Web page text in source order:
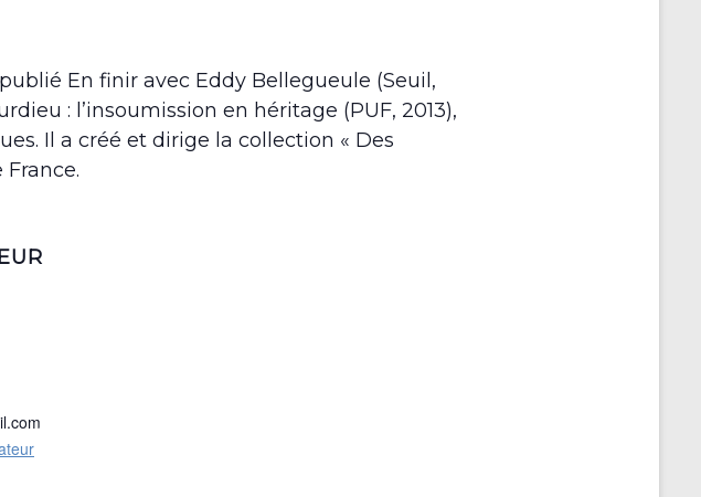
En finir avec Eddy Bellegueule (Seuil,
: l’insoumission en héritage (PUF, 2013),
Il a créé et dirige la collection « Des